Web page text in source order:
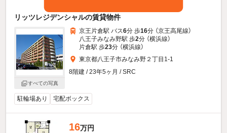
リッツレジデンシャルの賃貸物件
すべての写真
京王片倉駅 バス6分 歩16分 （京王高尾線）
八王子みなみ野駅 歩2分 （横浜線）
片倉駅 歩23分 （横浜線）
東京都八王子市みなみ野２丁目1-1
8階建 / 23年5ヶ月 / SRC
駐輪場あり 宅配ボックス
16万円